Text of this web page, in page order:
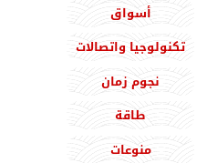
أسواق
تكنولوجيا واتصالات
نجوم زمان
طاقة
منوعات